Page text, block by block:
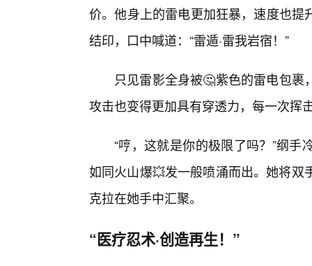
价。他身上的雷电更加狂暴，速度也
结印，口中喊道：“雷遁·雷我岩宿！”
只见雷影全身被🤔紫色的雷电包
攻击也变得更加具有穿透力，每一次挥
“哼，这就是你的极限了吗？”纲
如同火山爆💥发一般喷涌而出。她将
克拉在她手中汇聚。
“医疗忍术·创造再生！”